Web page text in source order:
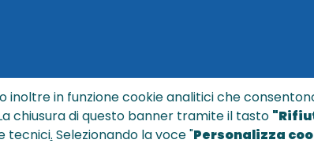
rights reserved
sisterssrl@legalmail.it
in funzione cookie analitici che
chiusura di questo banner tramite il tasto
tecnici. Selezionando la voce "Personalizza